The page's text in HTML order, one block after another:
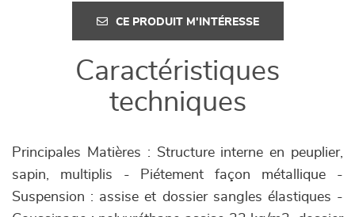
CE PRODUIT M'INTÉRESSE
Caractéristiques
techniques
Principales Matières : Structure interne en peuplier,
sapin, multiplis - Piétement façon métallique -
Suspension : assise et dossier sangles élastiques -